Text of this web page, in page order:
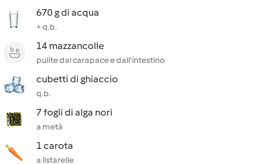
670 g di acqua
+ q.b.
14 mazzancolle
pulite dal carapace e dall'intestino
cubetti di ghiaccio
q.b.
7 fogli di alga nori
a metà
1 carota
a listarelle